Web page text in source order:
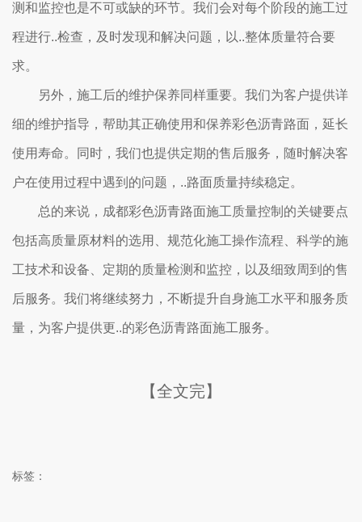
测和监控也是不可或缺的环节。我们会对每个阶段的施工过
程进行..检查，及时发现和解决问题，以..整体质量符合要
求。
另外，施工后的维护保养同样重要。我们为客户提供详
细的维护指导，帮助其正确使用和保养彩色沥青路面，延长
使用寿命。同时，我们也提供定期的售后服务，随时解决客
户在使用过程中遇到的问题，..路面质量持续稳定。
总的来说，成都彩色沥青路面施工质量控制的关键要点
包括高质量原材料的选用、规范化施工操作流程、科学的施
工技术和设备、定期的质量检测和监控，以及细致周到的售
后服务。我们将继续努力，不断提升自身施工水平和服务质
量，为客户提供更..的彩色沥青路面施工服务。
【全文完】
标签：